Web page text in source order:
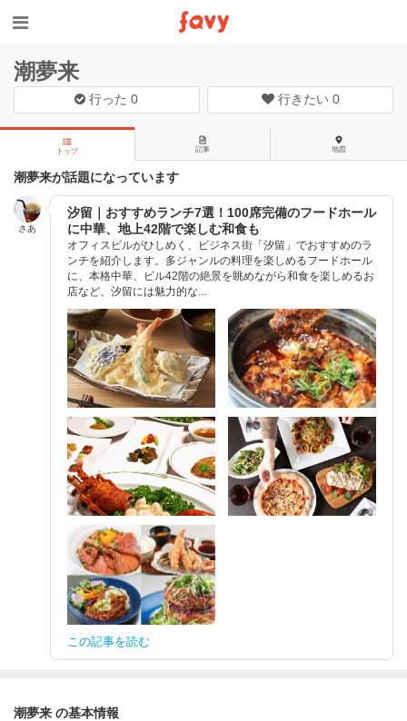
潮夢来
行った0 行きたい 0
トップ 記事 地図
潮夢来が話題になっています
さあ
汐留｜おすすめランチ7選！100席完備のフードホール
に中華、地上42階で楽しむ和食も
オフィスビルがひしめく、ビジネス街「汐留」でおすすめのラ
ンチを紹介します。多ジャンルの料理を楽しめるフードホール
に、本格中華、ビル42階の絶景を眺めながら和食を楽しめるお
店など、汐留には魅力的な...
この記事を読む
潮夢来 の基本情報